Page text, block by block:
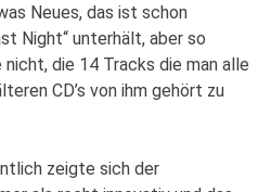
Neues, das ist schon
Night“ unterhält, aber so
die 14 Tracks die man alle
CD’s von ihm gehört zu
zeigte sich der